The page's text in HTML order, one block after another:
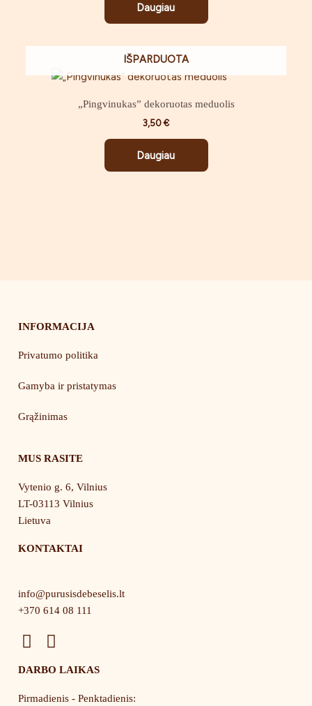
Daugiau
IŠPARDUOTA
„Pingvinukas” dekoruotas meduolis
3,50€
Daugiau
INFORMACIJA
Privatumo politika
Gamyba ir pristatymas
Grąžinimas
MUS RASITE
Vytenio g. 6, Vilnius
LT-03113 Vilnius
Lietuva
KONTAKTAI
info@purusisdebeselis.lt
+370 614 08 111
F
c
e
I
s
t
DARBO LAIKAS
Pirmadienis - Penktadienis: